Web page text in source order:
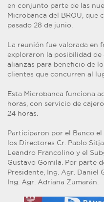
en conjunto parte de las
Microbanca del BROU, que
pasado 28 de junio.
La reunión fue valorada en
exploraron la posibilidad
alianzas para beneficio de
clientes que concurren al
Esta Microbanca funciona
horas, con servicio de
24 horas.
Participaron por el Banco el
los Directores Cr. Pablo
Leandro Francolino y el
Gustavo Gomila. Por parte
Presidente, Ing. Agr. Daniel
Ing. Agr. Adriana Zumarán.